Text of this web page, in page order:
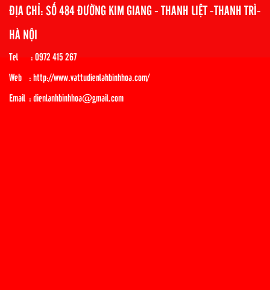
ĐỊA CHỈ: SỐ 484 ĐƯỜNG KIM GIANG - THANH LIỆT -THANH TRÌ-
HÀ NỘI
Tel : 0972 415 267
Web : http://www.vattudienlahbinhhoa.com/
Email : dienlanhbinhhoa@gmail.com